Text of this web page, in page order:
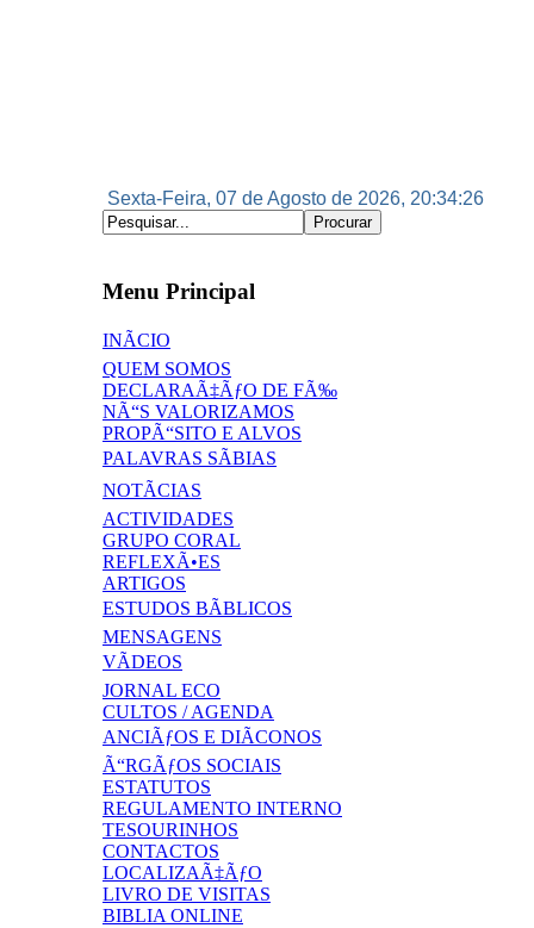
Sexta-Feira, 07 de Agosto de 2026, 20:34:26
Menu Principal
INÃCIO
QUEM SOMOS
DECLARAÃ‡ÃƒO DE FÃ‰
NÃ“S VALORIZAMOS
PROPÃ“SITO E ALVOS
PALAVRAS SÃBIAS
NOTÃCIAS
ACTIVIDADES
GRUPO CORAL
REFLEXÃ•ES
ARTIGOS
ESTUDOS BÃBLICOS
MENSAGENS
VÃDEOS
JORNAL ECO
CULTOS / AGENDA
ANCIÃƒOS E DIÃCONOS
Ã“RGÃƒOS SOCIAIS
ESTATUTOS
REGULAMENTO INTERNO
TESOURINHOS
CONTACTOS
LOCALIZAÃ‡ÃƒO
LIVRO DE VISITAS
BIBLIA ONLINE